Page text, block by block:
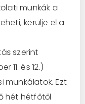
munkák a
kerülje el a
szerint
11. és 12.)
munkálatok. Ezt
hét hétfőtől